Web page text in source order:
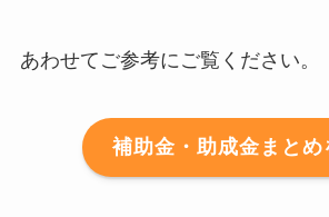
あわせてご参考にご覧ください。
補助金・助成金まとめ